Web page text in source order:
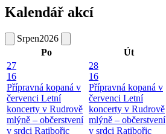
Kalendář akcí
Srpen2026
Po
Út
27
16
Přípravná kopaná v
červenci Letní
koncerty v Rudrově
mlýně – občerstvení
v srdci Ratibořic
28
16
Přípravná kopaná v
červenci Letní
koncerty v Rudrově
mlýně – občerstvení
v srdci Ratibořic